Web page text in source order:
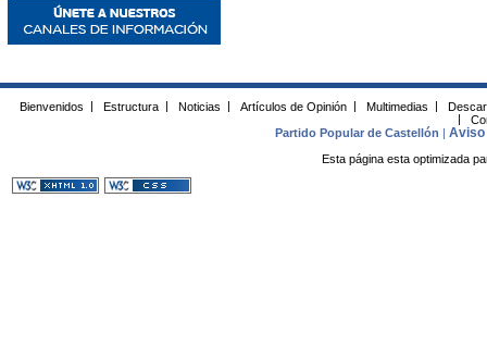
Bienvenidos | Estructura | Noticias | Artículos de Opinión | Multimedias |
|
Partido Popular de Castellón |Aviso
Esta página esta optimizada